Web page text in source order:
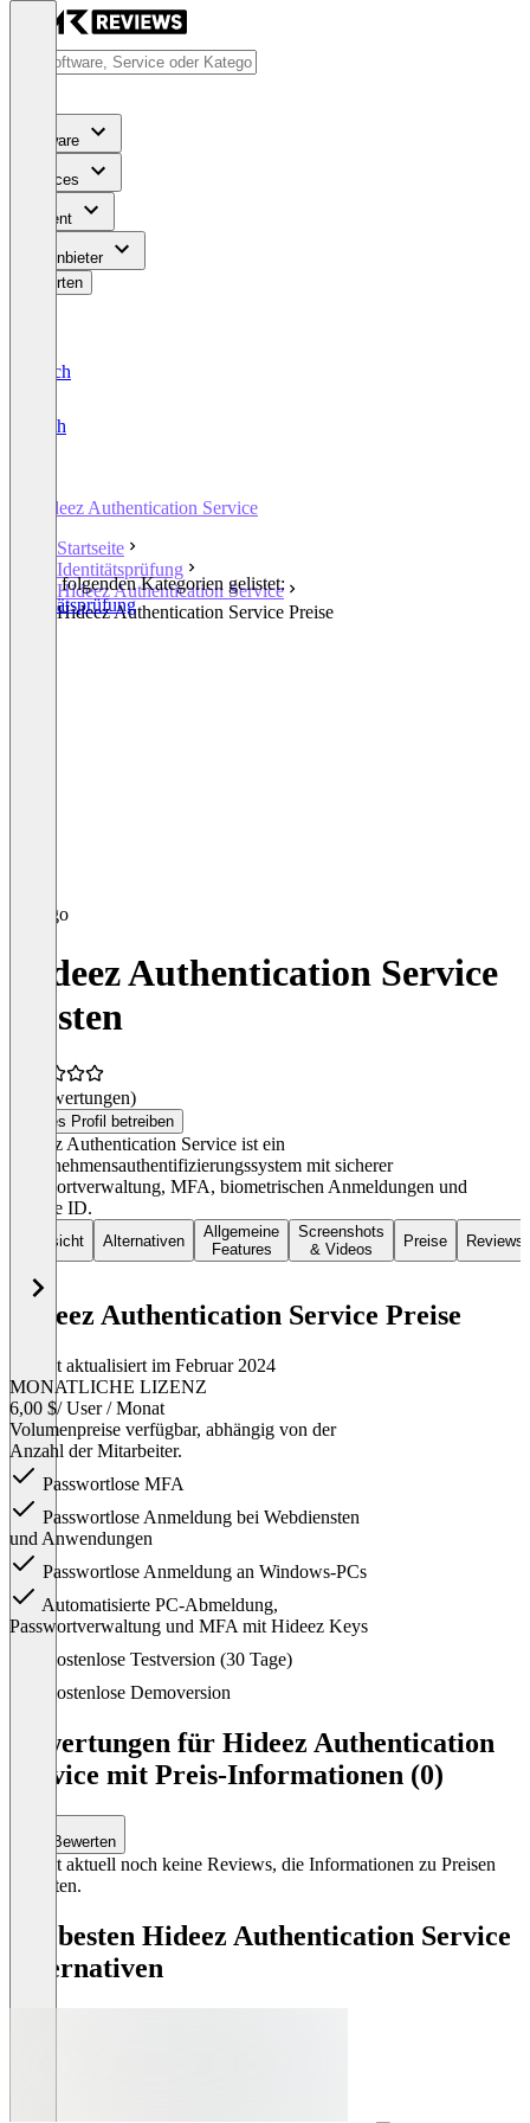
Software
Services
Content
Für Anbieter
Bewerten
Deutsch
English
Hideez Authentication Service
Startseite
Identitätsprüfung
Hideez Authentication Service
Hideez Authentication Service Preise
In den folgenden Kategorien gelistet:
Identitätsprüfung
Hideez Authentication Service
Kosten
(0 Bewertungen)
Dieses Profil betreiben
Hideez Authentication Service ist ein
Unternehmensauthentifizierungssystem mit sicherer
Passwortverwaltung, MFA, biometrischen Anmeldungen und
Mobile ID.
Übersicht Alternativen
Allgemeine
Features
Screenshots
& Videos
Preise Reviews
Hideez Authentication Service Preise
Zuletzt aktualisiert im Februar 2024
MONATLICHE LIZENZ
6,00 $/ User / Monat
Volumenpreise verfügbar, abhängig von der
Anzahl der Mitarbeiter.
Passwortlose MFA
Passwortlose Anmeldung bei Webdiensten
und Anwendungen
Passwortlose Anmeldung an Windows-PCs
Automatisierte PC-Abmeldung,
Passwortverwaltung und MFA mit Hideez Keys
Kostenlose Testversion (30 Tage)
Kostenlose Demoversion
Bewertungen für Hideez Authentication
Service mit Preis-Informationen (0)
Bewerten
Es gibt aktuell noch keine Reviews, die Informationen zu Preisen
enthalten.
Die besten Hideez Authentication Service
Alternativen